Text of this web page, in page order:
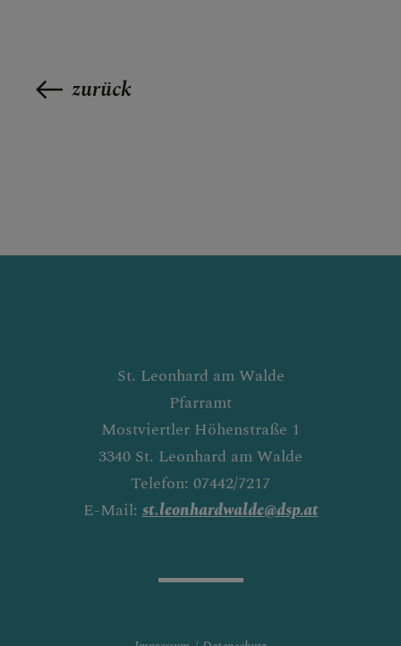
zurück
St. Leonhard am Walde
Pfarramt
Mostviertler Höhenstraße 1
3340 St. Leonhard am Walde
Telefon: 07442/7217
E-Mail:st.leonhardwalde@dsp.at